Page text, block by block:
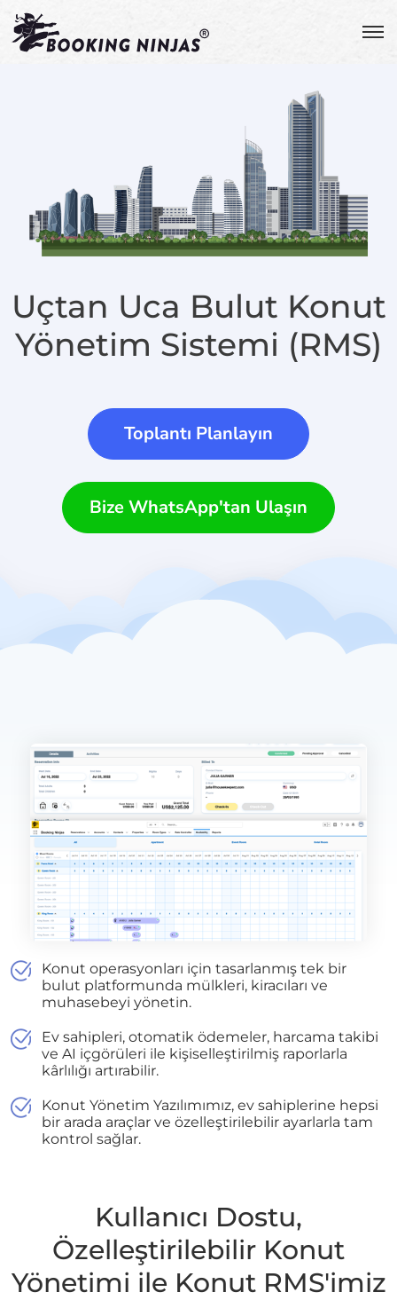
Uçtan Uca Bulut Konut
Yönetim Sistemi (RMS)
Toplantı Planlayın
Bize WhatsApp'tan Ulaşın
Konut operasyonları için tasarlanmış tek bir
bulut platformunda mülkleri, kiracıları ve
muhasebeyi yönetin.
Ev sahipleri, otomatik ödemeler, harcama takibi
ve AI içgörüleri ile kişiselleştirilmiş raporlarla
kârlılığı artırabilir.
Konut Yönetim Yazılımımız, ev sahiplerine hepsi
bir arada araçlar ve özelleştirilebilir ayarlarla tam
kontrol sağlar.
Kullanıcı Dostu,
Özelleştirilebilir Konut
Yönetimi ile Konut RMS'imiz